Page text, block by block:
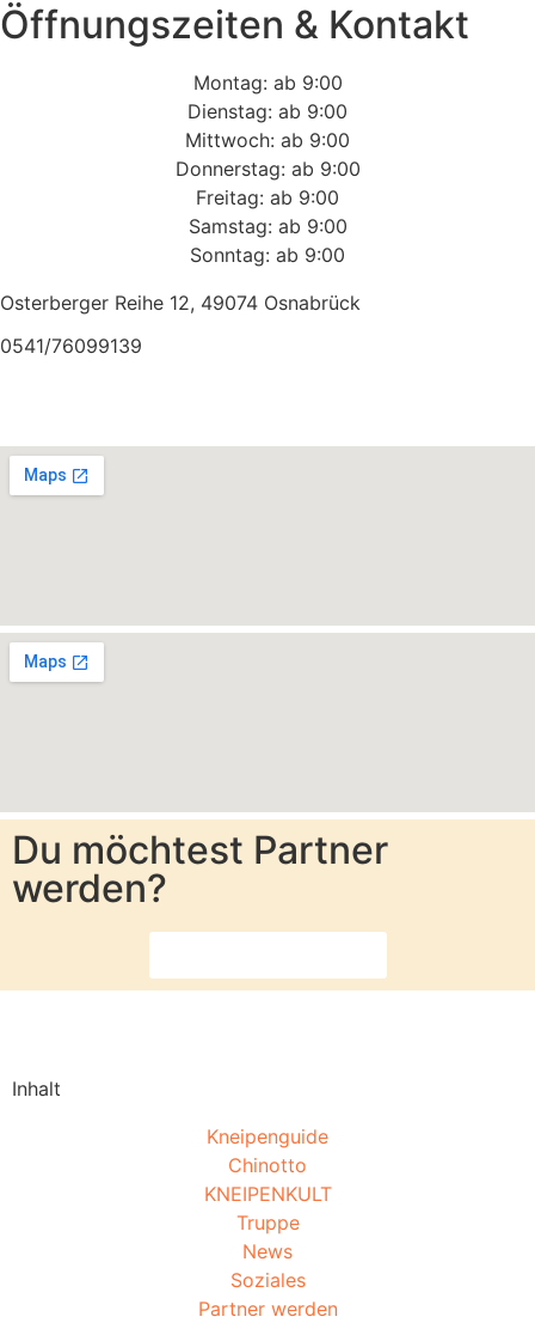
Öffnungszeiten & Kontakt
Montag: ab 9:00
Dienstag: ab 9:00
Mittwoch: ab 9:00
Donnerstag: ab 9:00
Freitag: ab 9:00
Samstag: ab 9:00
Sonntag: ab 9:00
Osterberger Reihe 12, 49074 Osnabrück
0541/76099139
Du möchtest Partner
werden?
Inhalt
Kneipenguide
Chinotto
KNEIPENKULT
Truppe
News
Soziales
Partner werden